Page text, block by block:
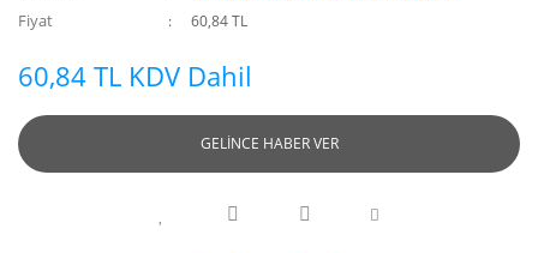
Fiyat 60,84 TL
60,84 TL KDV Dahil
GELİNCE HABER VER